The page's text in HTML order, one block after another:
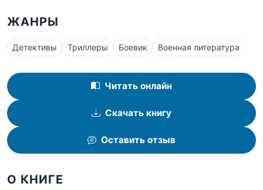
ЖАНРЫ
Детективы Триллеры Боевик Военная литература
Читать онлайн
Скачать книгу
Оставить отзыв
О КНИГЕ